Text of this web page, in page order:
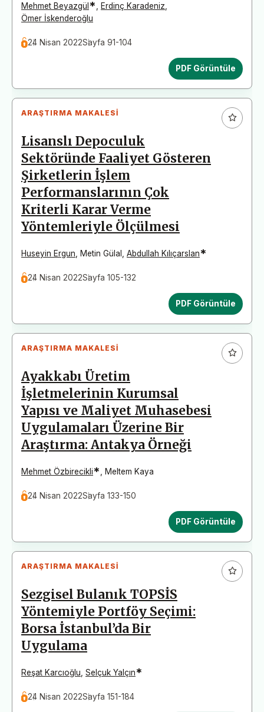
Mehmet Beyazgül * Erdinç Karadeniz
Ömer İskenderoğlu
24 Nisan 2022Sayfa 91-104
PDF Görüntüle
ARAŞTIRMA MAKALESI
Lisanslı Depoculuk
Sektöründe Faaliyet Gösteren
Şirketlerin İşlem
Performanslarının Çok
Kriterli Karar Verme
Yöntemleriyle Ölçülmesi
Huseyin Ergun Metin Gülal Abdullah Kılıçarslan*
24 Nisan 2022Sayfa 105-132
PDF Görüntüle
ARAŞTIRMA MAKALESI
Ayakkabı Üretim
İşletmelerinin Kurumsal
Yapısı ve Maliyet Muhasebesi
Uygulamaları Üzerine Bir
Araştırma: Antakya Örneği
Mehmet Özbirecikli* Meltem Kaya
24 Nisan 2022Sayfa 133-150
PDF Görüntüle
ARAŞTIRMA MAKALESI
Sezgisel Bulanık TOPSİS
Yöntemiyle Portföy Seçimi:
Borsa İstanbul’da Bir
Uygulama
Reşat Karcıoğlu Selçuk Yalçın*
24 Nisan 2022Sayfa 151-184